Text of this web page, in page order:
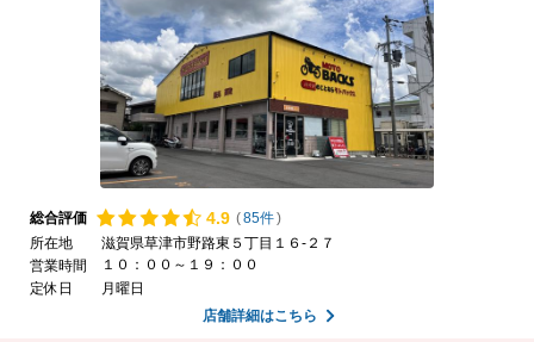
総合評価 4.9 (85件)
所在地
滋賀県草津市野路東５丁目１６-２７
営業時間
１０：００～１９：００
定休日
月曜日
店舗詳細はこちら